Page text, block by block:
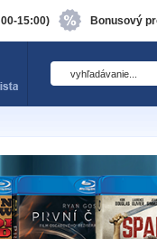
15:00) Bonusový